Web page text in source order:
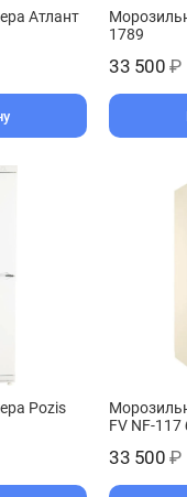
Атлант
1789
33 500 ₽
Pozis
FV NF-
33 500 ₽